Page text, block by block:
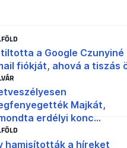
a Google Czunyiné
fiókját, ahová a tiszás
Majkát,
erdélyi konc...
hamisították a híreket